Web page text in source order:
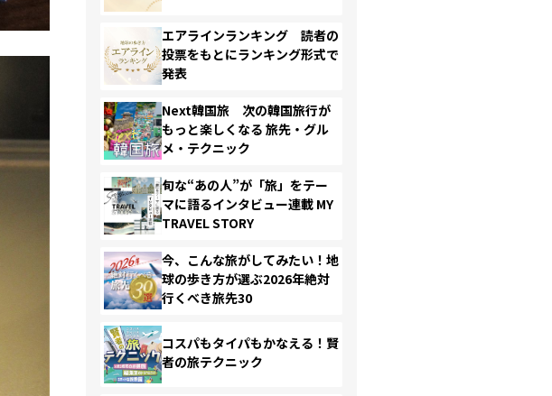
エアラインランキング 読者の
投票をもとにランキング形式で
発表
Next韓国旅 次の韓国旅行が
もっと楽しくなる 旅先・グル
メ・テクニック
旬な“あの人”が「旅」をテー
マに語るインタビュー連載 MY
TRAVEL STORY
今、こんな旅がしてみたい！地
球の歩き方が選ぶ2026年絶対
行くべき旅先30
コスパもタイパもかなえる！賢
者の旅テクニック